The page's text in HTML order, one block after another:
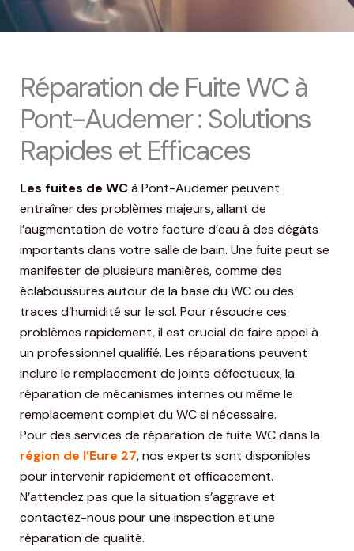
Réparation de Fuite WC à
Pont-Audemer : Solutions
Rapides et Efficaces
Les fuites de WCà Pont-Audemer peuvent
entraîner des problèmes majeurs, allant de
l’augmentation de votre facture d’eau à des dégâts
importants dans votre salle de bain. Une fuite peut se
manifester de plusieurs manières, comme des
éclaboussures autour de la base du WC ou des
traces d’humidité sur le sol. Pour résoudre ces
problèmes rapidement, il est crucial de faire appel à
un professionnel qualifié. Les réparations peuvent
inclure le remplacement de joints défectueux, la
réparation de mécanismes internes ou même le
remplacement complet du WC si nécessaire.
Pour des services de réparation de fuite WC dans la
région de l’Eure 27, nos experts sont disponibles
pour intervenir rapidement et efficacement.
N’attendez pas que la situation s’aggrave et
contactez-nous pour une inspection et une
réparation de qualité.